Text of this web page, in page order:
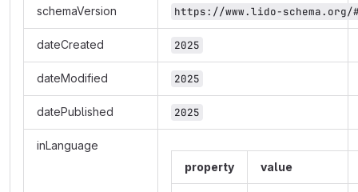
schemaVersion https://www.lido-schema.org/
dateCreated 2025
dateModified 2025
datePublished 2025
inLanguage
property
value